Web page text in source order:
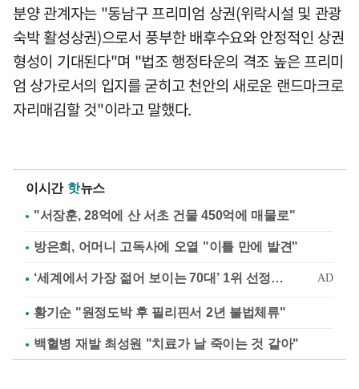
분양 관계자는 "동남구 프리미엄 상권(위락시설 및 관광
숙박 활성상권)으로서 풍부한 배후수요와 안정적인 상권
형성이 기대된다"며 "법조 행정타운의 격조 높은 프리미
엄 상가로서의 입지를 굳히고 천안의 새로운 랜드마크로
자리매김할 것"이라고 말했다.
이시간 핫뉴스
"서장훈, 28억에 산 서초 건물 450억에 매물로"
방은희, 어머니 고독사에 오열 "이틀 만에 발견"
황기순 "원정도박 후 필리핀서 2년 불법체류"
백혈병 재발 최성원 "치료가 날 죽이는 것 같아"